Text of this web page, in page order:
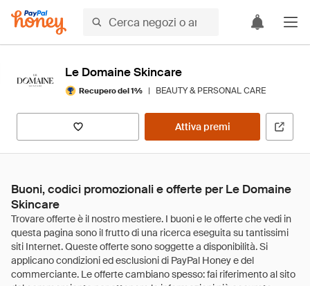
Le Domaine Skincare
Recupero del 1% | BEAUTY & PERSONAL CARE
Attiva premi
Buoni, codici promozionali e offerte per Le Domaine
Skincare